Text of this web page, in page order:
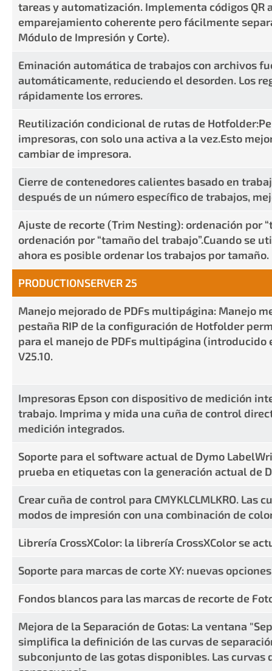
tareas y automatización. Implementa códigos
emparejamiento coherente pero fácilmente
Módulo de Impresión y Corte).
Eminación automática de trabajos con archivos
automáticamente, reduciendo el desorden. Los
rápidamente los errores.
Reutilización condicional de rutas de
impresoras, con solo una activa a la vez.Esto
cambiar de impresora.
Cierre de contenedores calientes basado en
después de un número específico de trabajos,
Ajuste de recorte (Trim Nesting): ordenación por
ordenación por “tamaño del trabajo”.Cuando se
ahora es posible ordenar los trabajos por tamaño.
PRODUCTIONSERVER 25
Manejo mejorado de PDFs multipágina: Manejo
pestaña RIP de la configuración de Hotfolder
para el manejo de PDFs multipágina
V25.10.
Impresoras Epson con dispositivo de medición
trabajo. Imprima y mida una cuña de control
medición integrados.
Soporte para el software actual de Dymo
prueba en etiquetas con la generación actual de
Crear cuña de control para CMYKLCLMLKRO.
modos de impresión con una combinación de
Librería CrossXColor: la librería CrossXColor se
Soporte para marcas de corte XY: nuevas
Fondos blancos para las marcas de recorte de
Mejora de la Separación de Gotas: La ventana
simplifica la definición de las curvas de
subconjunto de las gotas disponibles. Las